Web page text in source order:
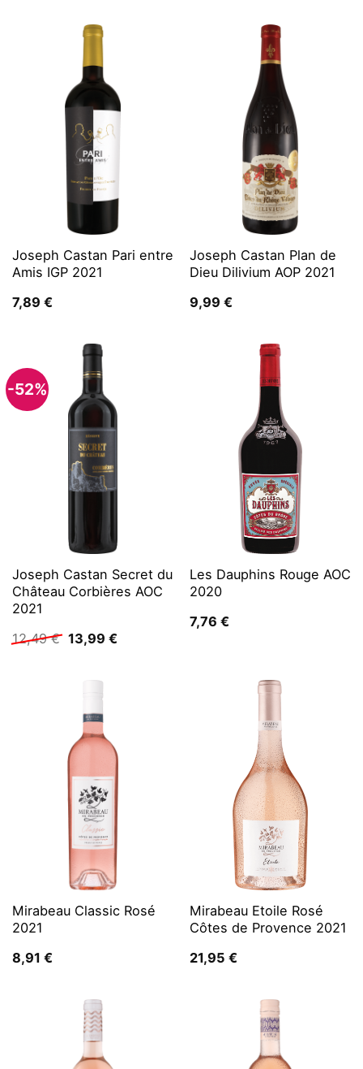
11,99 €
Joseph Castan Pari entre
Amis IGP 2021
7,89 €
Joseph Castan Plan de
Dieu Dilivium AOP 2021
9,99 €
-52%
Joseph Castan Secret du
Château Corbières AOC
2021
12,49€ Ursprünglicher
Preis
12,49 €
13,99 €Aktueller
Les Dauphins Rouge AOC
2020
7,76 €
Mirabeau Classic Rosé
2021
8,91 €
Mirabeau Etoile Rosé
Côtes de Provence 2021
21,95 €